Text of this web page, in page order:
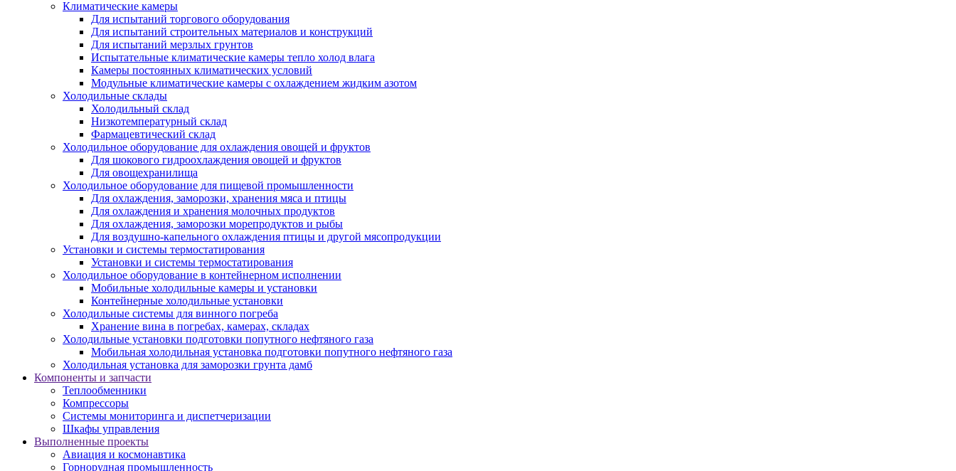
Климатические камеры
Для испытаний торгового оборудования
Для испытаний строительных материалов и конструкций
Для испытаний мерзлых грунтов
Испытательные климатические камеры тепло холод влага
Камеры постоянных климатических условий
Модульные климатические камеры с охлаждением жидким азотом
Холодильные склады
Холодильный склад
Низкотемпературный склад
Фармацевтический склад
Холодильное оборудование для охлаждения овощей и фруктов
Для шокового гидроохлаждения овощей и фруктов
Для овощехранилища
Холодильное оборудование для пищевой промышленности
Для охлаждения, заморозки, хранения мяса и птицы
Для охлаждения и хранения молочных продуктов
Для охлаждения, заморозки морепродуктов и рыбы
Для воздушно-капельного охлаждения птицы и другой мясопродукции
Установки и системы термостатирования
Установки и системы термостатирования
Холодильное оборудование в контейнерном исполнении
Мобильные холодильные камеры и установки
Контейнерные холодильные установки
Холодильные системы для винного погреба
Хранение вина в погребах, камерах, складах
Холодильные установки подготовки попутного нефтяного газа
Мобильная холодильная установка подготовки попутного нефтяного газа
Холодильная установка для заморозки грунта дамб
Компоненты и запчасти
Теплообменники
Компрессоры
Системы мониторинга и диспетчеризации
Шкафы управления
Выполненные проекты
Авиация и космонавтика
Горнорудная промышленность